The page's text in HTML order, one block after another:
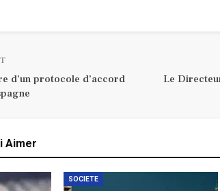
d’un protocole d’accord
Le
Aimer
SOCIETE